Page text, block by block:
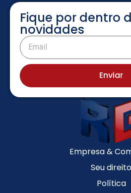
Fique por dentro
novidades
Enviar
Empresa &
Seu direito
Política